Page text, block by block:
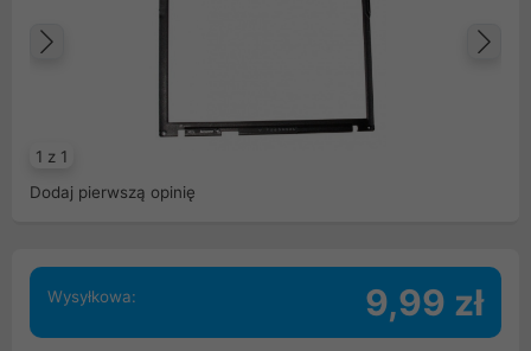
1 z 1
Dodaj pierwszą opinię
Wysyłkowa: 9,99 zł